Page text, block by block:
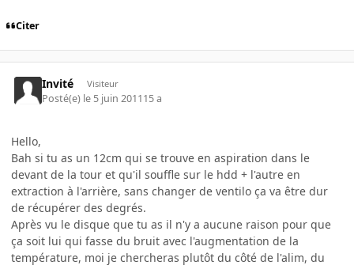
Citer
Invité Visiteur
Posté(e) le 5 juin 201115 a
Hello,
Bah si tu as un 12cm qui se trouve en aspiration dans le
devant de la tour et qu'il souffle sur le hdd + l'autre en
extraction à l'arrière, sans changer de ventilo ça va être dur
de récupérer des degrés.
Après vu le disque que tu as il n'y a aucune raison pour que
ça soit lui qui fasse du bruit avec l'augmentation de la
température, moi je chercheras plutôt du côté de l'alim, du